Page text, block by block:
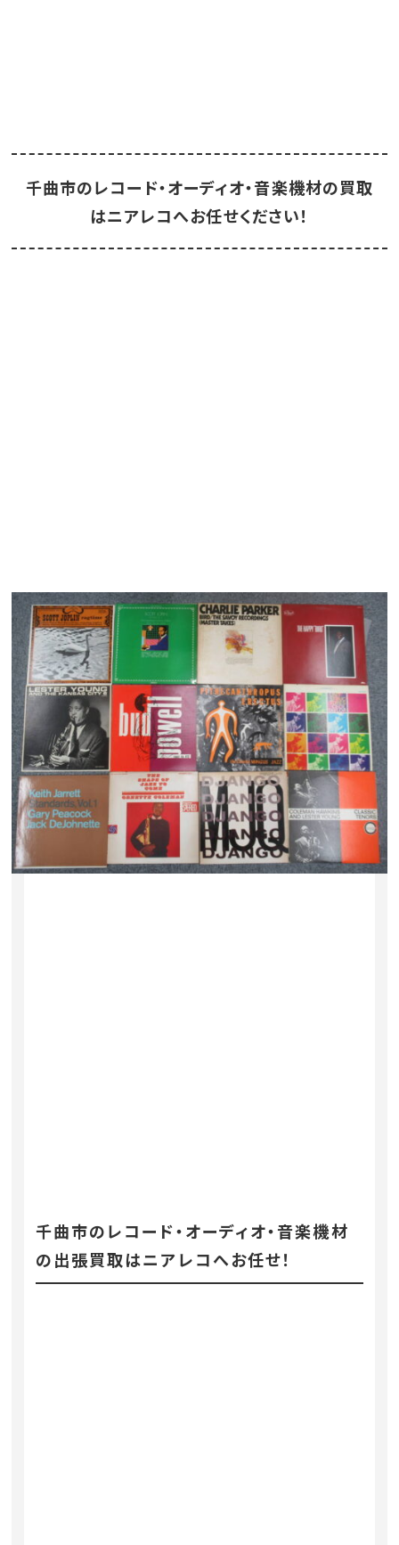
千曲市のレコード・オーディオ・音楽機材の買取
はニアレコへお任せください！
千曲市のレコード・オーディオ・音楽機材
の出張買取はニアレコへお任せ！